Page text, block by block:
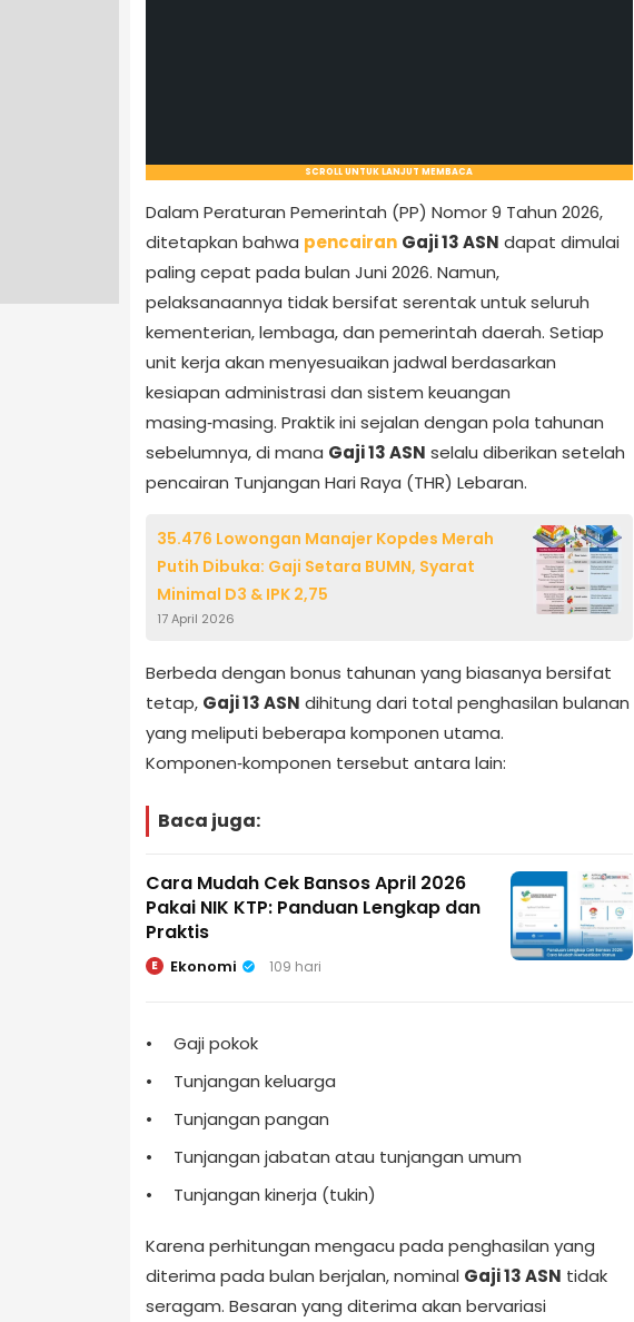
SCROLL UNTUK LANJUT MEMBACA
Dalam Peraturan Pemerintah (PP) Nomor 9 Tahun 2026,
ditetapkan bahwa pencairan Gaji 13 ASN dapat dimulai
paling cepat pada bulan Juni 2026. Namun,
pelaksanaannya tidak bersifat serentak untuk seluruh
kementerian, lembaga, dan pemerintah daerah. Setiap
unit kerja akan menyesuaikan jadwal berdasarkan
kesiapan administrasi dan sistem keuangan
masing‑masing. Praktik ini sejalan dengan pola tahunan
sebelumnya, di mana Gaji 13 ASN selalu diberikan setelah
pencairan Tunjangan Hari Raya (THR) Lebaran.
35.476 Lowongan Manajer Kopdes Merah
Putih Dibuka: Gaji Setara BUMN, Syarat
Minimal D3 & IPK 2,75
17 April 2026
Berbeda dengan bonus tahunan yang biasanya bersifat
tetap, Gaji 13 ASN dihitung dari total penghasilan bulanan
yang meliputi beberapa komponen utama.
Komponen‑komponen tersebut antara lain:
Baca juga:
Cara Mudah Cek Bansos April 2026
Pakai NIK KTP: Panduan Lengkap dan
Praktis
E Ekonomi 109 hari
Gaji pokok
Tunjangan keluarga
Tunjangan pangan
Tunjangan jabatan atau tunjangan umum
Tunjangan kinerja (tukin)
Karena perhitungan mengacu pada penghasilan yang
diterima pada bulan berjalan, nominal Gaji 13 ASN tidak
seragam. Besaran yang diterima akan bervariasi